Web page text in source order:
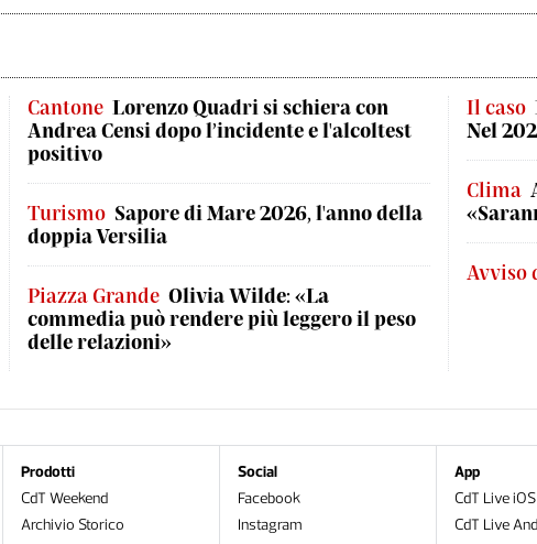
Cantone Lorenzo Quadri si schiera con
Andrea Censi dopo l’incidente e l'alcoltest
positivo
Turismo Sapore di Mare 2026, l'anno della
doppia Versilia
Piazza Grande Olivia Wilde: «La
commedia può rendere più leggero il peso
delle relazioni»
Il caso
Nel
Clima
Avviso
Prodotti
CdT Weekend
Archivio Storico
Social
Facebook
Instagram
App
CdT Live iOS
CdT Live